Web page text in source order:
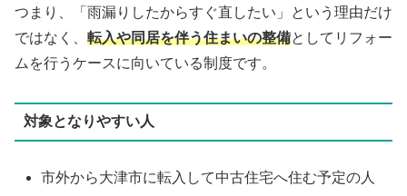
つまり、「雨漏りしたからすぐ直したい」という理由だけ
ではなく、 転入や同居を伴う住まいの整備としてリフォー
ムを行うケースに向いている制度です。
対象となりやすい人
市外から大津市に転入して中古住宅へ住む予定の人